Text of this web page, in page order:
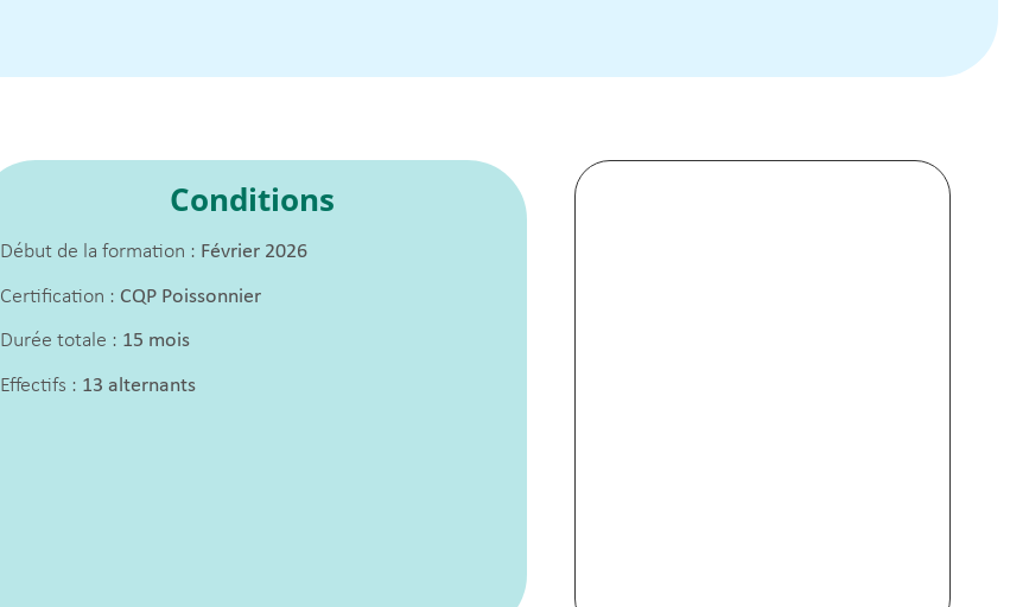
Conditions
Début de la formation : Février 2026
Certification : CQP Poissonnier
Durée totale : 15 mois
Effectifs : 13 alternants